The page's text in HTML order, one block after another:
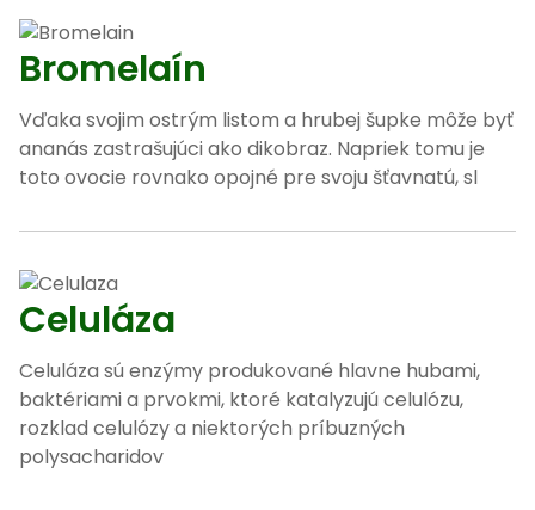
Bromelaín
Vďaka svojim ostrým listom a hrubej šupke môže byť
ananás zastrašujúci ako dikobraz. Napriek tomu je
toto ovocie rovnako opojné pre svoju šťavnatú, sl
Celuláza
Celuláza sú enzýmy produkované hlavne hubami,
baktériami a prvokmi, ktoré katalyzujú celulózu,
rozklad celulózy a niektorých príbuzných
polysacharidov